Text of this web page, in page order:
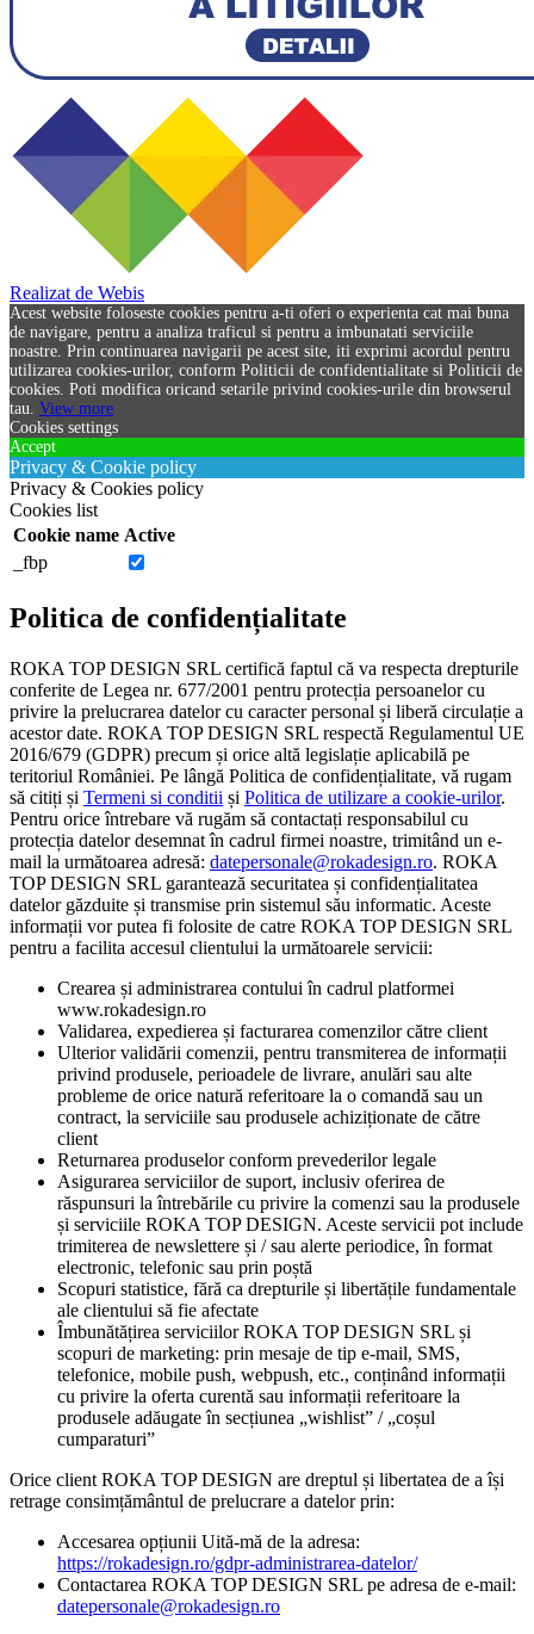
Realizat de Webis
Acest website foloseste cookies pentru a-ti oferi o experienta cat mai buna
de navigare, pentru a analiza traficul si pentru a imbunatati serviciile
noastre. Prin continuarea navigarii pe acest site, iti exprimi acordul pentru
utilizarea cookies-urilor, conform Politicii de confidentialitate si Politicii de
cookies. Poti modifica oricand setarile privind cookies-urile din browserul
tau. View more
Cookies settings
Accept
Privacy & Cookie policy
Privacy & Cookies policy
Cookies list
Cookie name Active
_fbp
Politica de confidențialitate
ROKA TOP DESIGN SRL certifică faptul că va respecta drepturile
conferite de Legea nr. 677/2001 pentru protecția persoanelor cu
privire la prelucrarea datelor cu caracter personal și liberă circulație a
acestor date. ROKA TOP DESIGN SRL respectă Regulamentul UE
2016/679 (GDPR) precum și orice altă legislație aplicabilă pe
teritoriul României. Pe lângă Politica de confidențialitate, vă rugam
să citiți și Termeni si conditii și Politica de utilizare a cookie-urilor.
Pentru orice întrebare vă rugăm să contactați responsabilul cu
protecția datelor desemnat în cadrul firmei noastre, trimitând un e-
mail la următoarea adresă: datepersonale@rokadesign.ro. ROKA
TOP DESIGN SRL garantează securitatea și confidențialitatea
datelor găzduite și transmise prin sistemul său informatic. Aceste
informații vor putea fi folosite de catre ROKA TOP DESIGN SRL
pentru a facilita accesul clientului la următoarele servicii:
Crearea și administrarea contului în cadrul platformei
www.rokadesign.ro
Validarea, expedierea și facturarea comenzilor către client
Ulterior validării comenzii, pentru transmiterea de informații
privind produsele, perioadele de livrare, anulări sau alte
probleme de orice natură referitoare la o comandă sau un
contract, la serviciile sau produsele achiziționate de către
client
Returnarea produselor conform prevederilor legale
Asigurarea serviciilor de suport, inclusiv oferirea de
răspunsuri la întrebările cu privire la comenzi sau la produsele
și serviciile ROKA TOP DESIGN. Aceste servicii pot include
trimiterea de newslettere și / sau alerte periodice, în format
electronic, telefonic sau prin poștă
Scopuri statistice, fără ca drepturile și libertățile fundamentale
ale clientului să fie afectate
Îmbunătățirea serviciilor ROKA TOP DESIGN SRL și
scopuri de marketing: prin mesaje de tip e-mail, SMS,
telefonice, mobile push, webpush, etc., conținând informații
cu privire la oferta curentă sau informații referitoare la
produsele adăugate în secțiunea „wishlist” / „coșul
cumparaturi”
Orice client ROKA TOP DESIGN are dreptul și libertatea de a își
retrage consimțământul de prelucrare a datelor prin:
Accesarea opțiunii Uită-mă de la adresa:
https://rokadesign.ro/gdpr-administrarea-datelor/
Contactarea ROKA TOP DESIGN SRL pe adresa de e-mail:
datepersonale@rokadesign.ro